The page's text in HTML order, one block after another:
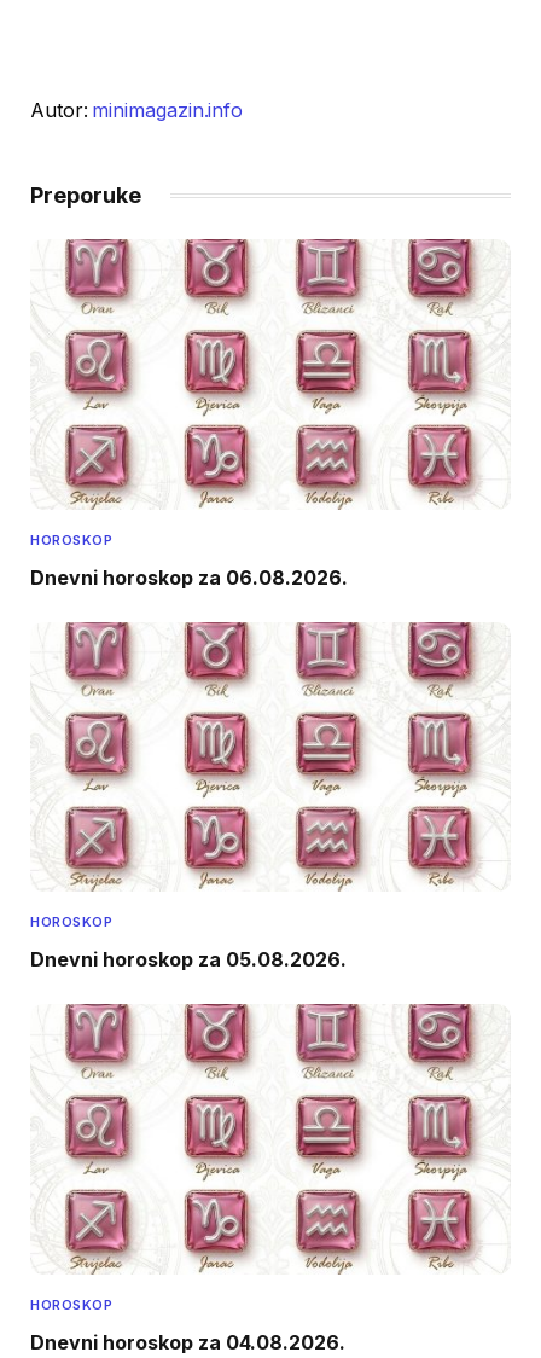
Autor: minimagazin.info
Preporuke
HOROSKOP
Dnevni horoskop za 06.08.2026.
HOROSKOP
Dnevni horoskop za 05.08.2026.
HOROSKOP
Dnevni horoskop za 04.08.2026.